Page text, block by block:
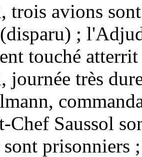
trois avions
;
touché
journée très
Saussol
prisonniers